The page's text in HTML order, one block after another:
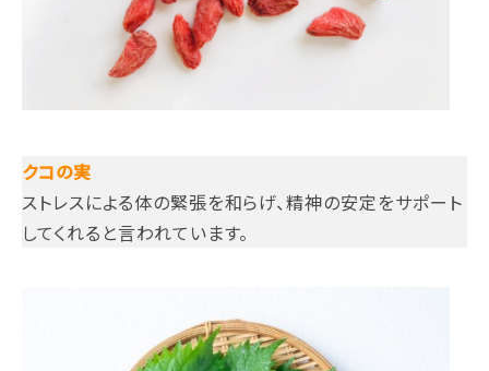
クコの実
ストレスによる体の緊張を和らげ、精神の安定をサポート
してくれると言われています。